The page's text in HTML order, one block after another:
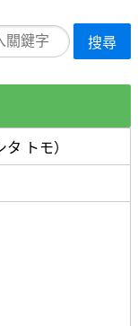
搜尋
トモ）